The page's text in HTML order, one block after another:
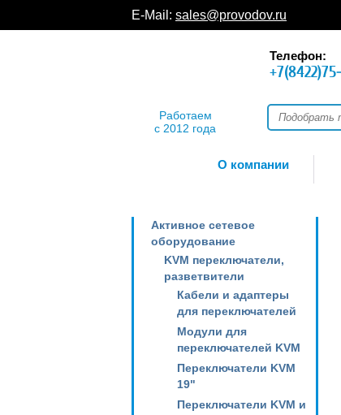
E-Mail: sales@provodov.ru
Работаем
с 2012 года
Телефон:
О компании
Активное сетевое
оборудование
KVM переключатели,
разветвители
Кабели и адаптеры
для переключателей
Модули для
переключателей KVM
Переключатели KVM
19"
Переключатели KVM и